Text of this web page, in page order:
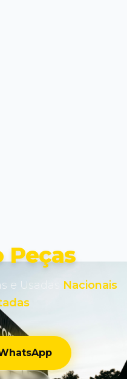
Peças
e Usadas Nacionais